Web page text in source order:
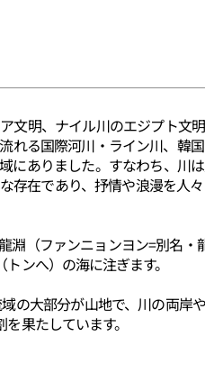
明、ナイル川のエジプト文
る国際河川・ライン川、韓
ありました。すなわち、川
在であり、抒情や浪漫を人
（ファンニョンヨン=別名
ンへ）の海に注ぎます。
の大部分が山地で、川の両岸
果たしています。